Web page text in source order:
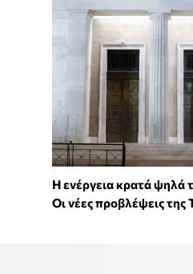
Η ενέργεια κρατά ψηλά
Οι νέες προβλέψεις της